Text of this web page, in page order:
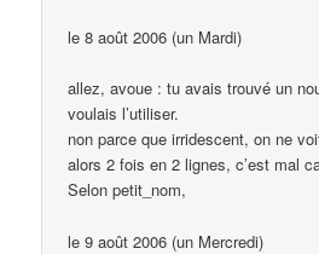
le 8 août 2006 (un Mardi)
allez, avoue : tu avais trouvé un
voulais l’utiliser.
non parce que irridescent, on ne
alors 2 fois en 2 lignes, c’est mal
Selon petit_nom,
le 9 août 2006 (un Mercredi)